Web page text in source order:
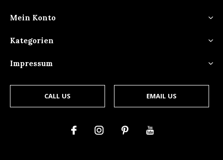
Mein Konto
Kategorien
Impressum
CALL US EMAIL US